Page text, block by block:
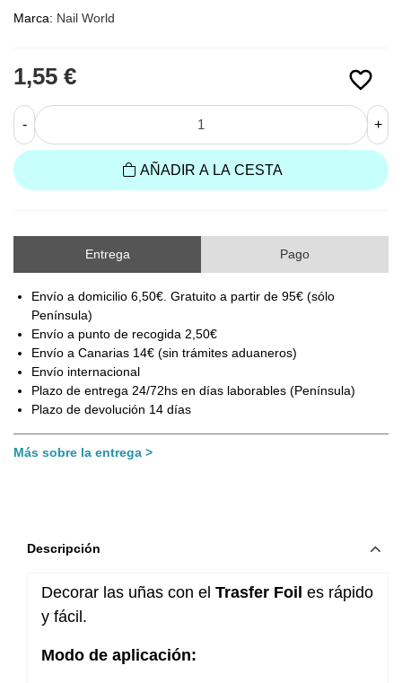
Marca: Nail World
favorite_border
1,55 €
- +
AÑADIR A LA CESTA
Entrega Pago
Envío a domicilio 6,50€. Gratuito a partir de 95€ (sólo
Península)
Envío a punto de recogida 2,50€
Envío a Canarias 14€ (sin trámites aduaneros)
Envío internacional
Plazo de entrega 24/72hs en días laborables (Península)
Plazo de devolución 14 días
Más sobre la entrega
Descripción
Decorar las uñas con el Trasfer Foil es rápido
y fácil.
Modo de aplicación: